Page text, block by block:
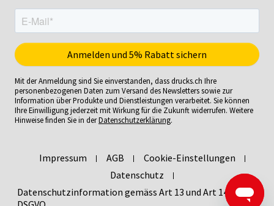
Mit der Anmeldung sind Sie einverstanden, dass drucks.ch Ihre
personenbezogenen Daten zum Versand des Newsletters sowie zur
Information über Produkte und Dienstleistungen verarbeitet. Sie können
Ihre Einwilligung jederzeit mit Wirkung für die Zukunft widerrufen. Weitere
Hinweise finden Sie in derDatenschutzerklärung.
Impressum AGB
Cookie-Einstellungen
Datenschutz
Datenschutzinformation gemäss Art 13 und Art 14